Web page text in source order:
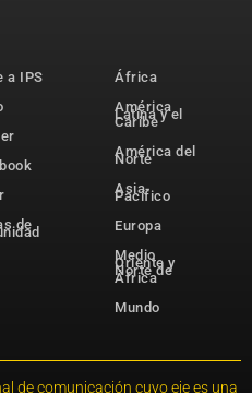
a IPS
de
África
América
Latina y el
Caribe
América del
Norte
Asia-
Pacífico
Europa
Medio
Oriente y
Norte de
África
Mundo
de comunicación cuyo eje es una